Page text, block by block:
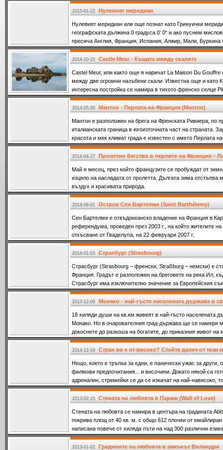
2015-01-22 Нулевият меридиан
Нулевият меридиан или още познат като Гринуички
географската дължина 0 градуса 0‘ 0“ и ако пуснем
пресича Англия, Франция, Испания, Алжир, Мали, Буркина
2014-10-15 Castle Meur - Къщата между скалите
Castel Meur, или както още я наричат La Maison Du Gouffre
между две огромни назъбени скали. Известна още и като
интересна постройка се намира в тихото френско селце
във Франция.
2014-05-30 Мантон - Перлата на Франция (Menton)
Мантон е разположен на брега на Френската Ривиера, по
италианската граница в югоизточната част на страната.
красота и мек климат града е известен с името Перлата
2014-04-27 Пролетно бягство в перлите на Франция –
Май е месец, през който французите се пробуждат от
изцяло на насладата от пролетта. Дългата зима отстъпва
въздух и красивата природа.
2014-09-01 Остров Сен Бартелми (Saint Barthélemy)
Сен Бартелми е отвъдокеанско владение на Франция в
референдума, проведен през 2003 г., на който жителите
откъсване от Гваделупа, на 22 февруари 2007 г.
2014-01-03 Страсбург (Strasbourg)
Страсбург (Strasbourg – френски, Straßburg – немски) е
Франция. Градът е разположен на бреговете на река Ил,
Страсбург има изключително значение за Европейския
2013-12-06 Монако - най-гъсто населената държава в
18 хиляди души на кв.км живеят в най-гъсто населената
Монако. Но в очарователния град-държава ще се намери
докоснете до разкоша на богатите, до приказния живот на
2014-12-19 Страх ви е от високо? Стойте далеч от тези
Нещо, което е тръпка за едни, е панически ужас за други,
филмови предпочитания... и височини. Докато някой са
адреналин, стремейки се да се изкачат на най-нависоко,
помислят без да им се завие свят и да им прилошее. Ако
далеч от тези 11 дестинации, които със сигурност ще
2013-02-15 Стената на любовта в Париж (Wall of Love)
Стената на любовта се намира в центъра на градината
покрива площ от 40 кв. м. с общо 612 плочки от
написана повече от хиляда пъти на над 300 различни
2013-01-02 Градините на любовта в замъкът Виландри